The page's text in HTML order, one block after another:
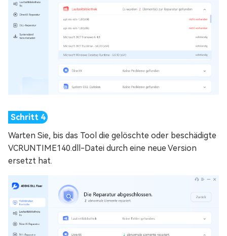
Warten Sie, bis das Tool die gelöschte oder beschädigte
VCRUNTIME140.dll-Datei durch eine neue Version
ersetzt hat.